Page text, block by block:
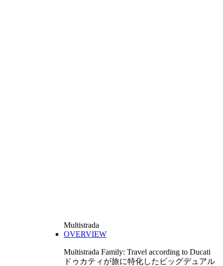
Multistrada
OVERVIEW
Multistrada Family: Travel according to Ducati
ドゥカティが旅に特化したビッグデュアル